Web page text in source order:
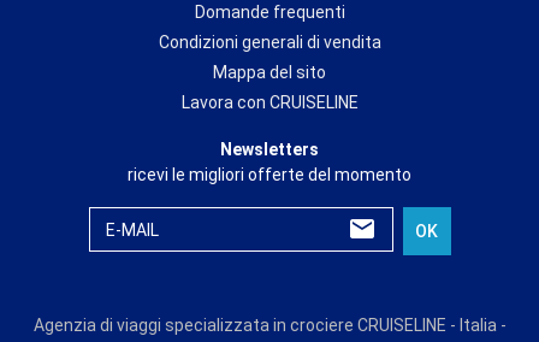
Domande frequenti
Condizioni generali di vendita
Mappa del sito
Lavora con CRUISELINE
Newsletters
ricevi le migliori offerte del momento
E-MAIL OK
Agenzia di viaggi specializzata in crociere CRUISELINE - Italia -